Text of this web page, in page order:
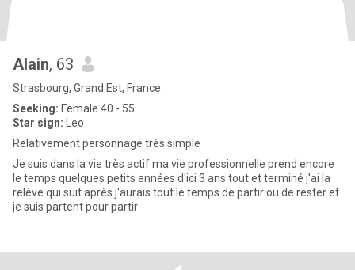
Alain, 63
Strasbourg, Grand Est, France
Seeking: Female 40 - 55
Star sign: Leo
Relativement personnage très simple
Je suis dans la vie très actif ma vie professionnelle prend encore
le temps quelques petits années d'ici 3 ans tout et terminé j'ai la
relève qui suit après j'aurais tout le temps de partir ou de rester et
je suis partent pour partir